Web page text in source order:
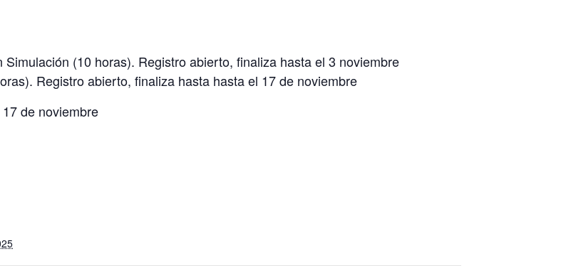
(10 horas). Registro abierto, finaliza hasta el 3 noviembre
Registro abierto, finaliza hasta hasta el 17 de noviembre
de noviembre